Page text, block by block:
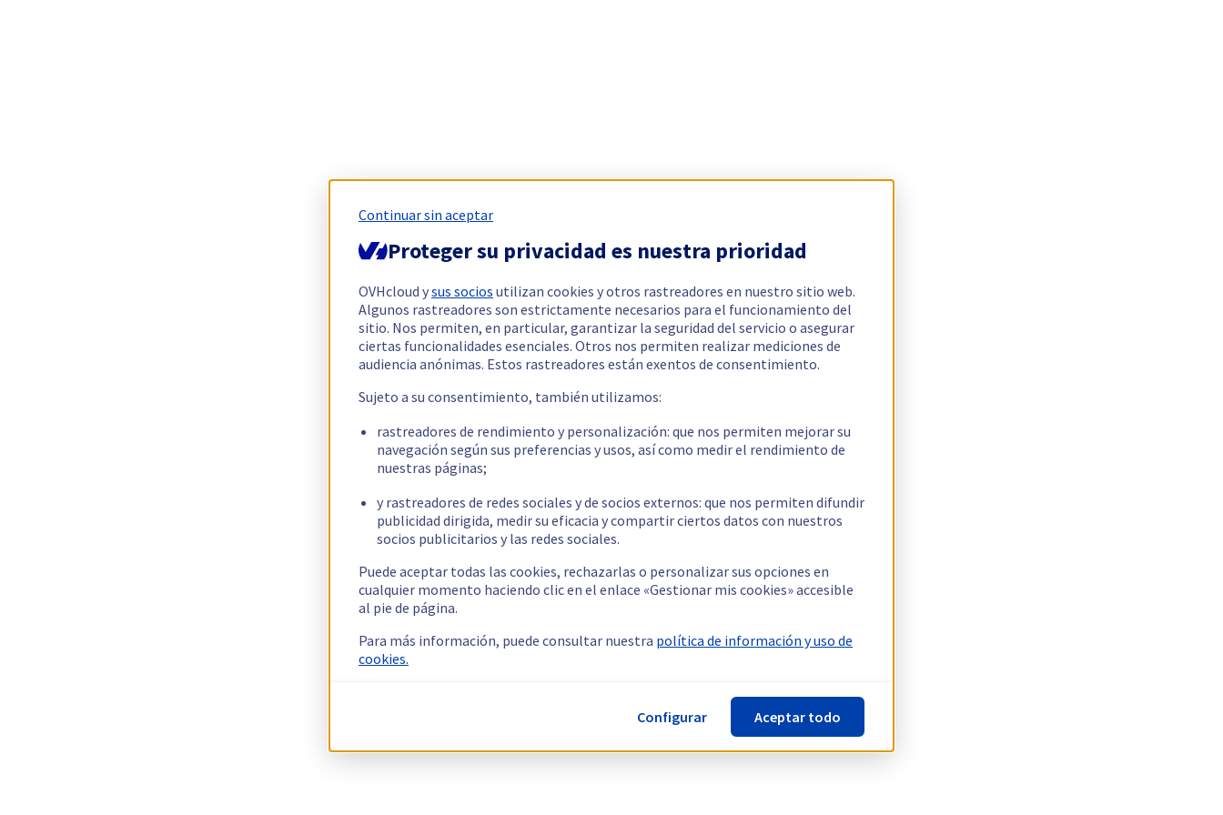
Continuar sin aceptar
Proteger su privacidad es nuestra prioridad
OVHcloud ysus socios utilizan cookies y otros rastreadores en nuestro sitio web.
Algunos rastreadores son estrictamente necesarios para el funcionamiento del
sitio. Nos permiten, en particular, garantizar la seguridad del servicio o asegurar
ciertas funcionalidades esenciales. Otros nos permiten realizar mediciones de
audiencia anónimas. Estos rastreadores están exentos de consentimiento.
Sujeto a su consentimiento, también utilizamos:
rastreadores de rendimiento y personalización: que nos permiten mejorar su
navegación según sus preferencias y usos, así como medir el rendimiento de
nuestras páginas;
y rastreadores de redes sociales y de socios externos: que nos permiten difundir
publicidad dirigida, medir su eficacia y compartir ciertos datos con nuestros
socios publicitarios y las redes sociales.
Puede aceptar todas las cookies, rechazarlas o personalizar sus opciones en
cualquier momento haciendo clic en el enlace «Gestionar mis cookies» accesible
al pie de página.
Para más información, puede consultar nuestra política de información y uso de
cookies.
Configurar Aceptar todo